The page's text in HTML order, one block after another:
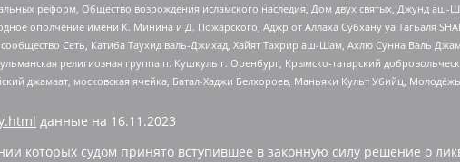
реформ, Общество возрождения исламского наследия, Дом двух святых, Джунд аш-
ополчение имени К. Минина и Д. Пожарского, Аджр от Аллаха Субхану уа Тагьаля
Сеть, Катиба Таухид валь-Джихад, Хайят Тахрир аш-Шам, Ахлю Сунна Валь
религиозная группа п. Кушкуль г. Оренбург, Крымско-татарский
джамаат, московская ячейка, Батал-Хаджи Белхороев, Маньяки Культ Убийц,
данные на 16.11.2023
которых судом принято вступившее в законную силу решение о